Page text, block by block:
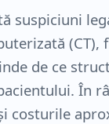
suspiciuni
(CT),
de ce
În
costurile